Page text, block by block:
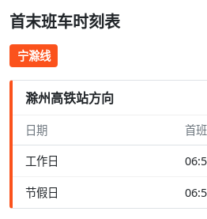
首末班车时刻表
宁滁线
滁州高铁站方向
日期 首
工作日
节假日